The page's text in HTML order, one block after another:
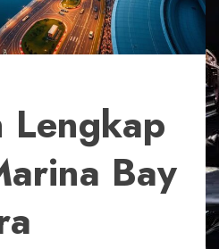
Lengkap
Bay